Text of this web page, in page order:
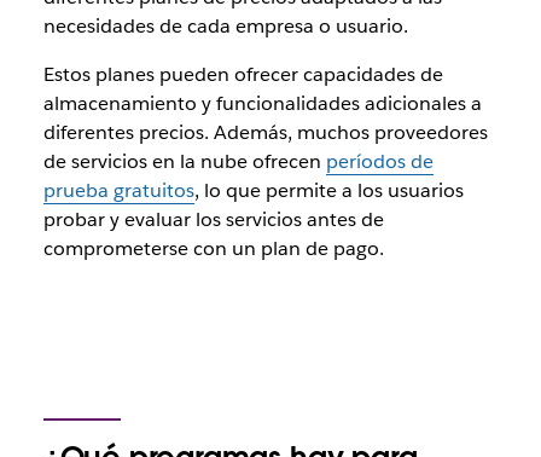
necesidades de cada empresa o usuario.
Estos planes pueden ofrecer capacidades de
almacenamiento y funcionalidades adicionales a
diferentes precios. Además, muchos proveedores
de servicios en la nube ofrecen períodos de
prueba gratuitos, lo que permite a los usuarios
probar y evaluar los servicios antes de
comprometerse con un plan de pago.